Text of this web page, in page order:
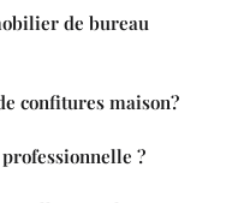
de bureau
confitures maison?
?